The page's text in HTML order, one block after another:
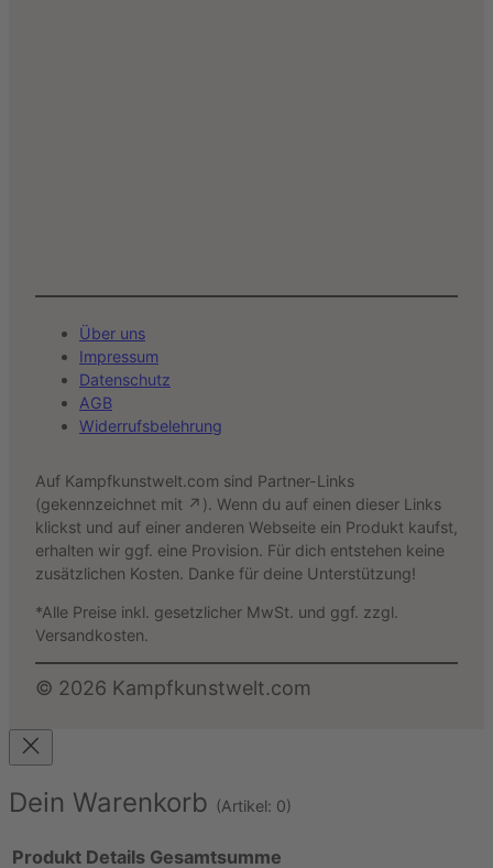
Über uns
Impressum
Datenschutz
AGB
Widerrufsbelehrung
Auf Kampfkunstwelt.com sind Partner-Links
(gekennzeichnet mit ↗). Wenn du auf einen dieser Links
klickst und auf einer anderen Webseite ein Produkt kaufst,
erhalten wir ggf. eine Provision. Für dich entstehen keine
zusätzlichen Kosten. Danke für deine Unterstützung!
*Alle Preise inkl. gesetzlicher MwSt. und ggf. zzgl.
Versandkosten.
© 2026 Kampfkunstwelt.com
Dein Warenkorb (Artikel: 0)
Produkt Details Gesamtsumme